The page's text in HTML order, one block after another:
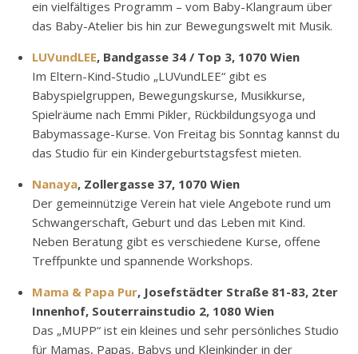
ein vielfältiges Programm – vom Baby-Klangraum über
das Baby-Atelier bis hin zur Bewegungswelt mit Musik.
LUVundLEE, Bandgasse 34 / Top 3, 1070 Wien
Im Eltern-Kind-Studio „LUVundLEE“ gibt es
Babyspielgruppen, Bewegungskurse, Musikkurse,
Spielräume nach Emmi Pikler, Rückbildungsyoga und
Babymassage-Kurse. Von Freitag bis Sonntag kannst du
das Studio für ein Kindergeburtstagsfest mieten.
Nanaya, Zollergasse 37, 1070 Wien
Der gemeinnützige Verein hat viele Angebote rund um
Schwangerschaft, Geburt und das Leben mit Kind.
Neben Beratung gibt es verschiedene Kurse, offene
Treffpunkte und spannende Workshops.
Mama & Papa Pur, Josefstädter Straße 81-83, 2ter
Innenhof, Souterrainstudio 2, 1080 Wien
Das „MUPP“ ist ein kleines und sehr persönliches Studio
für Mamas, Papas, Babys und Kleinkinder in der